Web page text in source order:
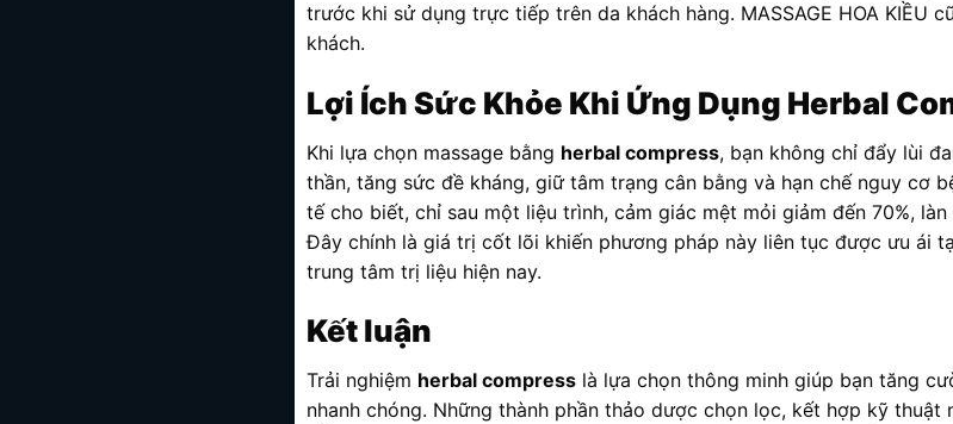
trước khi sử dụng trực tiếp trên da khách hàng. MASSAGE HOA KIỀU
khách.
Lợi Ích Sức Khỏe Khi Ứng Dụng Herbal
Khi lựa chọn massage bằng herbal compress, bạn không chỉ đẩy lùi
thần, tăng sức đề kháng, giữ tâm trạng cân bằng và hạn chế nguy cơ
tế cho biết, chỉ sau một liệu trình, cảm giác mệt mỏi giảm đến 70%,
Đây chính là giá trị cốt lõi khiến phương pháp này liên tục được ưu ái
trung tâm trị liệu hiện nay.
Kết luận
Trải nghiệm herbal compress là lựa chọn thông minh giúp bạn tăng
nhanh chóng. Những thành phần thảo dược chọn lọc, kết hợp kỹ thuật